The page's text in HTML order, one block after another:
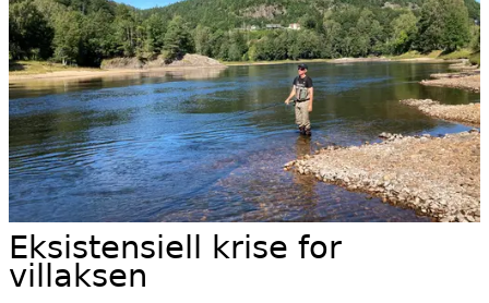
04. juni 2026
Vannmangel kveler fisken i mange
vassdrag
02. juni 2026
Forskning, kunnskap, handling
02. juni 2026
Eksistensiell krise for
villaksen